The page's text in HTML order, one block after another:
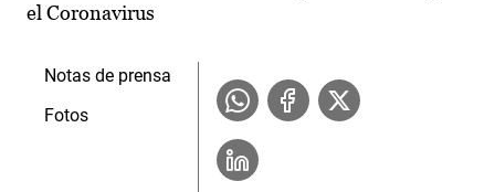
el Coronavirus
Notas de prensa
Fotos